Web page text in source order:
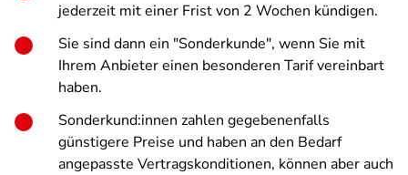
jederzeit mit einer Frist von 2 Wochen kündigen.
Sie sind dann ein "Sonderkunde", wenn Sie mit
Ihrem Anbieter einen besonderen Tarif vereinbart
haben.
Sonderkund:innen zahlen gegebenenfalls
günstigere Preise und haben an den Bedarf
angepasste Vertragskonditionen, können aber auch